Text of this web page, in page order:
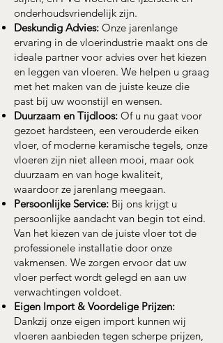
onderhoudsvriendelijk zijn.
Deskundig Advies: Onze jarenlange
ervaring in de vloerindustrie maakt ons de
ideale partner voor advies over het kiezen
en leggen van vloeren. We helpen u graag
met het maken van de juiste keuze die
past bij uw woonstijl en wensen.
Duurzaam en Tijdloos: Of u nu gaat voor
gezoet hardsteen, een verouderde eiken
vloer, of moderne keramische tegels, onze
vloeren zijn niet alleen mooi, maar ook
duurzaam en van hoge kwaliteit,
waardoor ze jarenlang meegaan.
Persoonlijke Service: Bij ons krijgt u
persoonlijke aandacht van begin tot eind.
Van het kiezen van de juiste vloer tot de
professionele installatie door onze
vakmensen. We zorgen ervoor dat uw
vloer perfect wordt gelegd en aan uw
verwachtingen voldoet.
Eigen Import & Voordelige Prijzen:
Dankzij onze eigen import kunnen wij
vloeren aanbieden tegen scherpe prijzen,